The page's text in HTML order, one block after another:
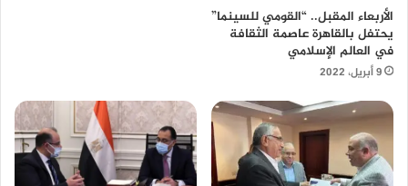
الأربعاء المقبل.. “القومي للسينما”
يحتفل بالقاهرة عاصمة الثقافة
في العالم الإسلامي
9 أبريل، 2022